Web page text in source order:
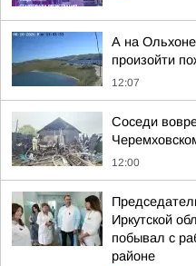
А на Ольхоне
произойти
12:07
Соседи
12:00
Иркутской
побывал с
районе